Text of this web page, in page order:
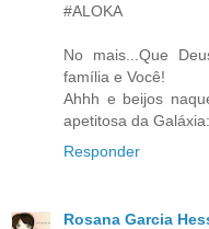
#ALOKA
No mais...Que
família e Você!
Ahhh e beijos
apetitosa da
Responder
Rosana Garcia